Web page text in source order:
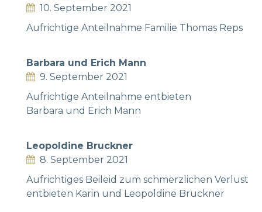
10. September 2021
Aufrichtige Anteilnahme Familie Thomas Reps
Barbara und Erich Mann
9. September 2021
Aufrichtige Anteilnahme entbieten
Barbara und Erich Mann
Leopoldine Bruckner
8. September 2021
Aufrichtiges Beileid zum schmerzlichen Verlust
entbieten Karin und Leopoldine Bruckner